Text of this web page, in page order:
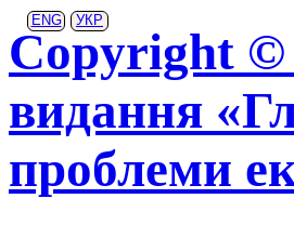
ENG УКР
Copyright ©
видання
проблеми